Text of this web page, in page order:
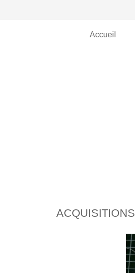
Accueil
ACQUISITIONS